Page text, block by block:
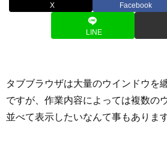
X Facebook
LINE
タブブラウザは大量のウインドウを
ですが、作業内容によっては複数の
並べて表示したいなんて事もあります